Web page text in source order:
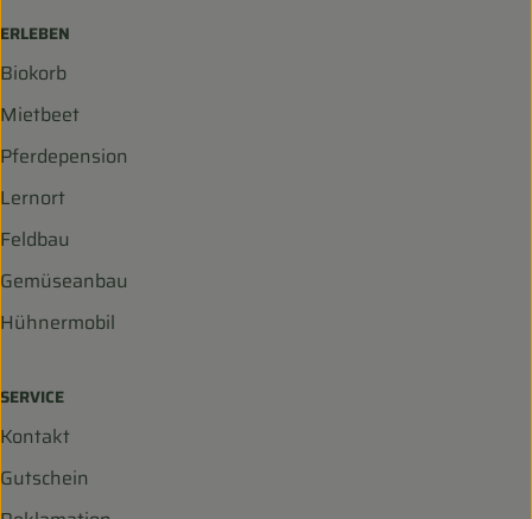
ERLEBEN
Biokorb
Mietbeet
Pferdepension
Lernort
Feldbau
Gemüseanbau
Hühnermobil
SERVICE
Kontakt
Gutschein